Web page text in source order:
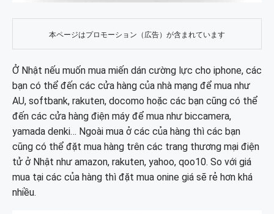
本ページはプロモーション（広告）が含まれています
Ở Nhật nếu muốn mua miến dán cường lực cho iphone, các
bạn có thể đến các cửa hàng của nhà mạng để mua như
AU, softbank, rakuten, docomo hoặc các bạn cũng có thể
đến các cửa hàng điện máy để mua như biccamera,
yamada denki… Ngoài mua ở các của hàng thì các bạn
cũng có thể đặt mua hàng trên các trang thương mại điện
tử ở Nhật như amazon, rakuten, yahoo, qoo10. So với giá
mua tại các của hàng thì đặt mua onine giá sẽ rẻ hơn khá
nhiều.